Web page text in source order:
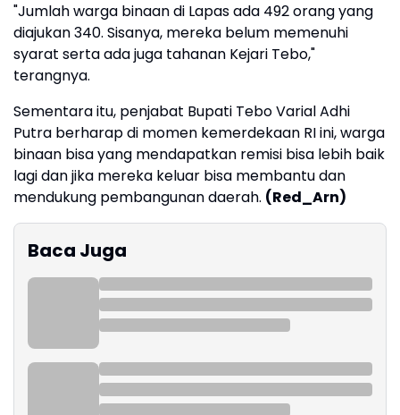
"Jumlah warga binaan di Lapas ada 492 orang yang
diajukan 340. Sisanya, mereka belum memenuhi
syarat serta ada juga tahanan Kejari Tebo,"
terangnya.
Sementara itu, penjabat Bupati Tebo Varial Adhi
Putra berharap di momen kemerdekaan RI ini, warga
binaan bisa yang mendapatkan remisi bisa lebih baik
lagi dan jika mereka keluar bisa membantu dan
mendukung pembangunan daerah. (Red_Arn)
Baca Juga